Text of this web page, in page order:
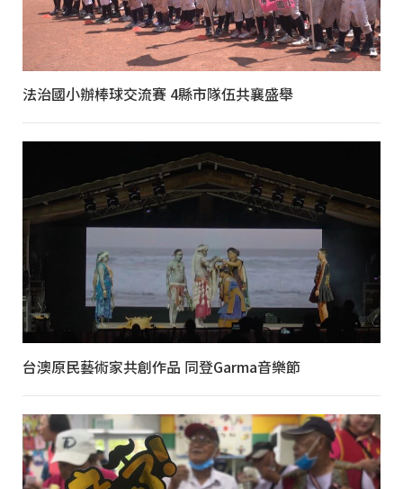
法治國小辦棒球交流賽 4縣市隊伍共襄盛舉
台澳原民藝術家共創作品 同登Garma音樂節